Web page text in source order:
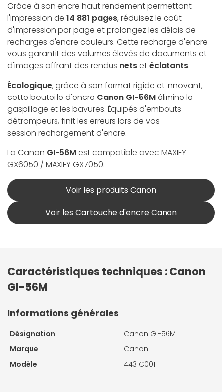
Grâce à son encre haut rendement permettant
l'impression de 14 881 pages, réduisez le coût
d'impression par page et prolongez les délais de
recharges d'encre couleurs. Cette recharge d'encre
vous garantit des volumes élevés de documents et
d'images offrant des rendus netsetéclatants.
Écologique, grâce à son format rigide et innovant,
cette bouteille d'encre Canon GI-56Mélimine le
gaspillage et les bavures. Équipés d'embouts
détrompeurs, finit les erreurs lors de vos
session rechargement d'encre.
La Canon GI-56Mest compatible avec MAXIFY
GX6050 / MAXIFY GX7050.
Voir les produits Canon
Voir les Cartouche d'encre Canon
Caractéristiques techniques : Canon
GI-56M
Informations générales
Désignation
Canon GI-56M
Marque
Canon
Modèle
4431C001